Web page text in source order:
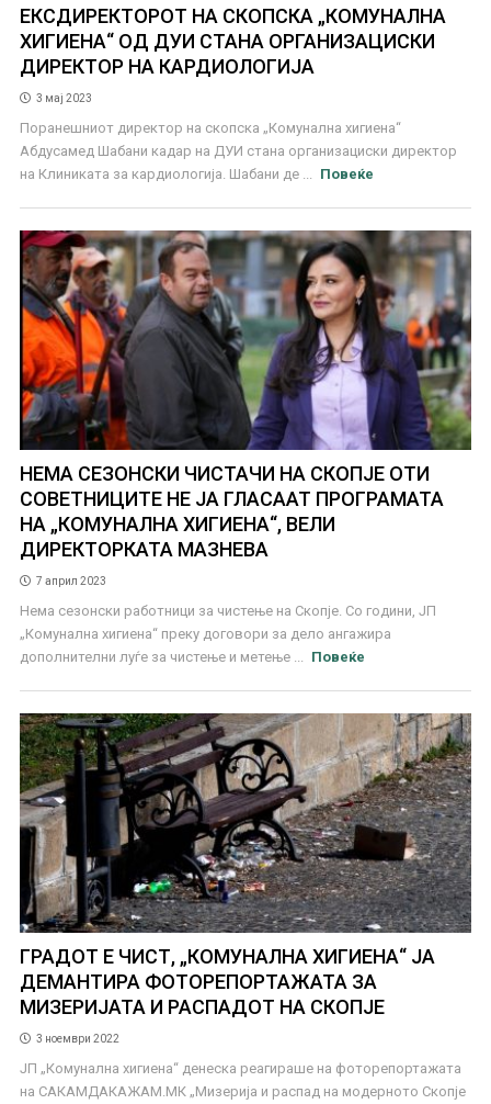
ЕКСДИРЕКТОРОТ НА СКОПСКА „КОМУНАЛНА
ХИГИЕНА“ ОД ДУИ СТАНА ОРГАНИЗАЦИСКИ
ДИРЕКТОР НА КАРДИОЛОГИЈА
3 мај 2023
Поранешниот директор на скопска „Комунална хигиена“
Абдусамед Шабани кадар на ДУИ стана организациски директор
на Клиниката за кардиологија. Шабани де ...
Повеќе
НЕМА СЕЗОНСКИ ЧИСТАЧИ НА СКОПЈЕ ОТИ
СОВЕТНИЦИТЕ НЕ ЈА ГЛАСААТ ПРОГРАМАТА
НА „КОМУНАЛНА ХИГИЕНА“, ВЕЛИ
ДИРЕКТОРКАТА МАЗНЕВА
7 април 2023
Нема сезонски работници за чистење на Скопје. Со години, ЈП
„Комунална хигиена“ преку договори за дело ангажира
дополнителни луѓе за чистење и метење ...
Повеќе
ГРАДОТ Е ЧИСТ, „КОМУНАЛНА ХИГИЕНА“ ЈА
ДЕМАНТИРА ФОТОРЕПОРТАЖАТА ЗА
МИЗЕРИЈАТА И РАСПАДОТ НА СКОПЈЕ
3 ноември 2022
ЈП „Комунална хигиена“ денеска реагираше на фоторепортажата
на САКАМДАКАЖАМ.МК „Мизерија и распад на модерното Скопје